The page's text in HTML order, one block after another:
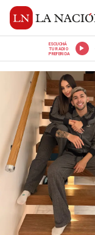
ESCUCHÁ
TU RADIO
PREFERIDA